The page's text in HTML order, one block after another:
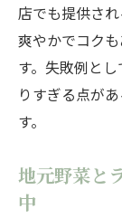
店でも提供さ
爽やかでコク
す。失敗例と
りすぎる点が
す。
地元野菜と
中